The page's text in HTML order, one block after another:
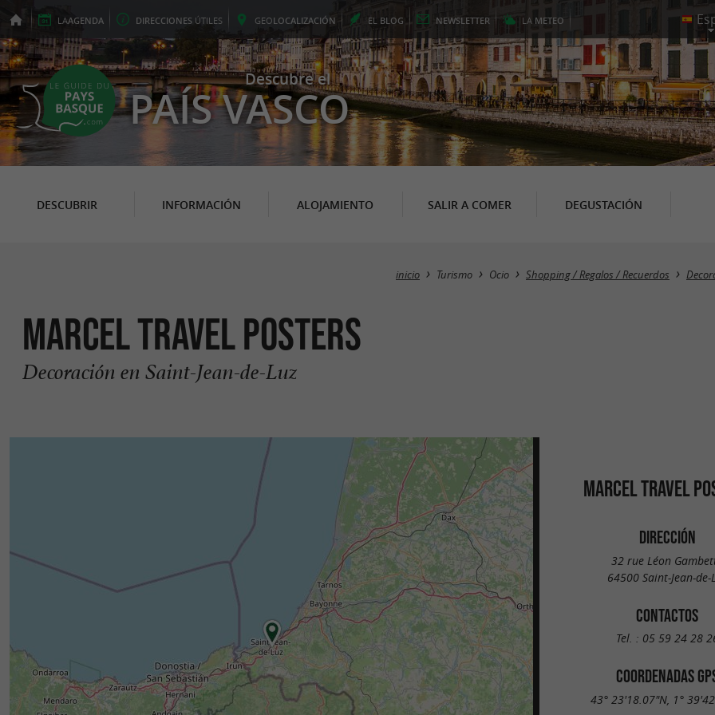
LAAGENDA DIRECCIONES ÚTILES GEOLOCALIZACIÓN EL BLOG NEWSLETTER LA METEO
Descubre el
PAÍS VASCO
DESCUBRIR INFORMACIÓN ALOJAMIENTO SALIR A COMER DEGUSTACIÓN
inicio Turismo Ocio Shopping / Regalos / Recuerdos
Marcel Travel Posters
Decoración en Saint-Jean-de-Luz
MARCEL TRAVEL
DIRECCIÓN
32 rue Léon
64500 Saint-Jean-de-
CONTACTOS
Tel. : 05 59 24 28
COORDENADAS
43° 23'18.07"N, 1°